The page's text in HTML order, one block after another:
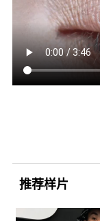
推荐样片